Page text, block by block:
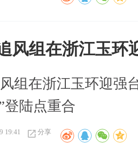
风组在浙江玉环
组在浙江玉环迎强
登陆点重合
19:41 分享